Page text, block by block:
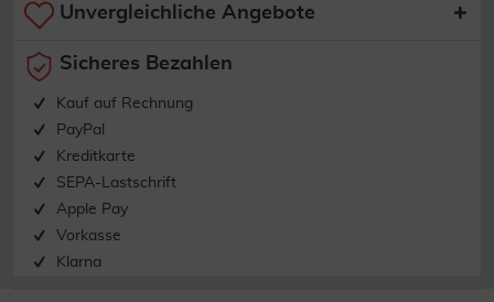
Unvergleichliche Angebote
Sicheres Bezahlen
Kauf auf Rechnung
PayPal
Kreditkarte
SEPA-Lastschrift
Apple Pay
Vorkasse
Klarna